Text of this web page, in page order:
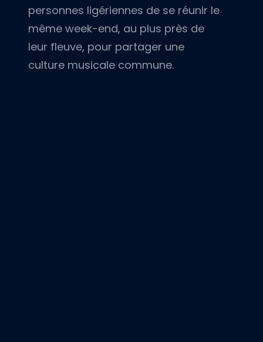
personnes ligériennes de se réunir le
même week-end, au plus près de
leur fleuve, pour partager une
culture musicale commune.